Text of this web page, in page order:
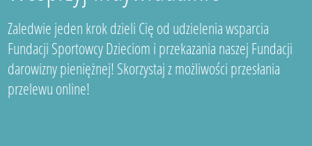
Zaledwie jeden krok dzieli Cię od udzielenia wsparcia
Fundacji Sportowcy Dzieciom i przekazania naszej Fundacji
darowizny pieniężnej! Skorzystaj z możliwości przesłania
przelewu online!